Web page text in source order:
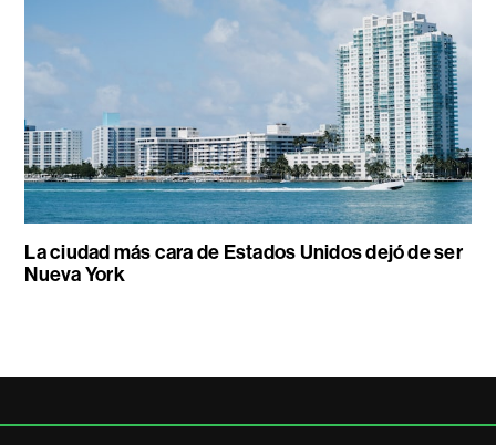
La ciudad más cara de Estados Unidos dejó de ser
Nueva York